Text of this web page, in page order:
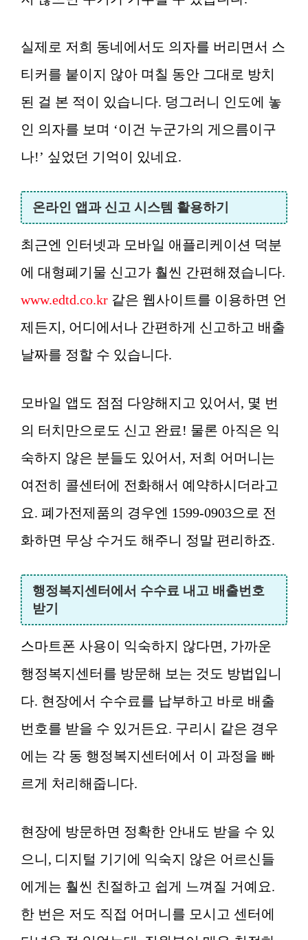
실제로 저희 동네에서도 의자를 버리면서 스
티커를 붙이지 않아 며칠 동안 그대로 방치
된 걸 본 적이 있습니다. 덩그러니 인도에 놓
인 의자를 보며 ‘이건 누군가의 게으름이구
나!’ 싶었던 기억이 있네요.
온라인 앱과 신고 시스템 활용하기
최근엔 인터넷과 모바일 애플리케이션 덕분
에 대형폐기물 신고가 훨씬 간편해졌습니다.
www.edtd.co.kr 같은 웹사이트를 이용하면 언
제든지, 어디에서나 간편하게 신고하고 배출
날짜를 정할 수 있습니다.
모바일 앱도 점점 다양해지고 있어서, 몇 번
의 터치만으로도 신고 완료! 물론 아직은 익
숙하지 않은 분들도 있어서, 저희 어머니는
여전히 콜센터에 전화해서 예약하시더라고
요. 폐가전제품의 경우엔 1599-0903으로 전
화하면 무상 수거도 해주니 정말 편리하죠.
행정복지센터에서 수수료 내고 배출번호
받기
스마트폰 사용이 익숙하지 않다면, 가까운
행정복지센터를 방문해 보는 것도 방법입니
다. 현장에서 수수료를 납부하고 바로 배출
번호를 받을 수 있거든요. 구리시 같은 경우
에는 각 동 행정복지센터에서 이 과정을 빠
르게 처리해줍니다.
현장에 방문하면 정확한 안내도 받을 수 있
으니, 디지털 기기에 익숙지 않은 어르신들
에게는 훨씬 친절하고 쉽게 느껴질 거예요.
한 번은 저도 직접 어머니를 모시고 센터에